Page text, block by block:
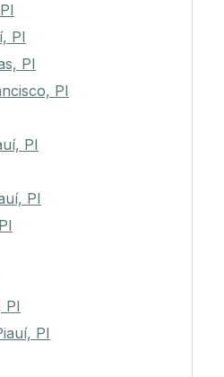
PI
PI
PI
PI
PI
PI
PI